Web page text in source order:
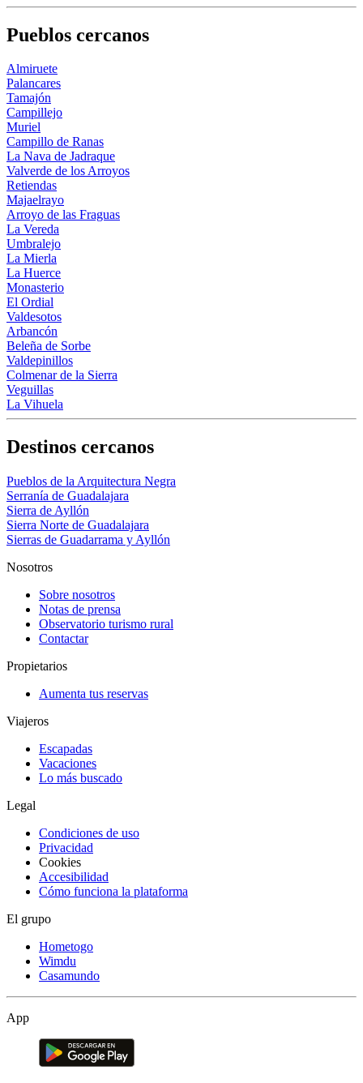
Pueblos cercanos
Almiruete
Palancares
Tamajón
Campillejo
Muriel
Campillo de Ranas
La Nava de Jadraque
Valverde de los Arroyos
Retiendas
Majaelrayo
Arroyo de las Fraguas
La Vereda
Umbralejo
La Mierla
La Huerce
Monasterio
El Ordial
Valdesotos
Arbancón
Beleña de Sorbe
Valdepinillos
Colmenar de la Sierra
Veguillas
La Vihuela
Destinos cercanos
Pueblos de la Arquitectura Negra
Serranía de Guadalajara
Sierra de Ayllón
Sierra Norte de Guadalajara
Sierras de Guadarrama y Ayllón
Nosotros
Sobre nosotros
Notas de prensa
Observatorio turismo rural
Contactar
Propietarios
Aumenta tus reservas
Viajeros
Escapadas
Vacaciones
Lo más buscado
Legal
Condiciones de uso
Privacidad
Cookies
Accesibilidad
Cómo funciona la plataforma
El grupo
Hometogo
Wimdu
Casamundo
App